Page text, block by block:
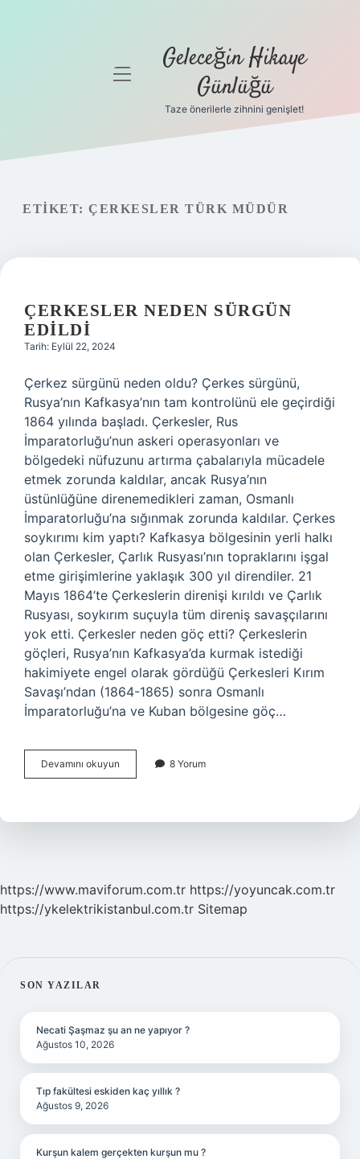
Gizlilik
Yasal Uyarı
Hakkımızda
menüyü Geleceğin Hikaye
Günlüğü
Taze önerilerle zihnini genişlet!
ETIKET: ÇERKESLER TÜRK MÜDÜR
ÇERKESLER NEDEN SÜRGÜN
EDILDI
Tarih: Eylül 22, 2024
Çerkez sürgünü neden oldu? Çerkes sürgünü,
Rusya’nın Kafkasya’nın tam kontrolünü ele geçirdiği
1864 yılında başladı. Çerkesler, Rus
İmparatorluğu’nun askeri operasyonları ve
bölgedeki nüfuzunu artırma çabalarıyla mücadele
etmek zorunda kaldılar, ancak Rusya’nın
üstünlüğüne direnemedikleri zaman, Osmanlı
İmparatorluğu’na sığınmak zorunda kaldılar. Çerkes
soykırımı kim yaptı? Kafkasya bölgesinin yerli halkı
olan Çerkesler, Çarlık Rusyası’nın topraklarını işgal
etme girişimlerine yaklaşık 300 yıl direndiler. 21
Mayıs 1864’te Çerkeslerin direnişi kırıldı ve Çarlık
Rusyası, soykırım suçuyla tüm direniş savaşçılarını
yok etti. Çerkesler neden göç etti? Çerkeslerin
göçleri, Rusya’nın Kafkasya’da kurmak istediği
hakimiyete engel olarak gördüğü Çerkesleri Kırım
Savaşı’ndan (1864-1865) sonra Osmanlı
İmparatorluğu’na ve Kuban bölgesine göç…
Devamını okuyun Çerkesler
Neden
8 Yorum
https://www.maviforum.com.tr https://yoyuncak.com.tr
https://ykelektrikistanbul.com.tr Sitemap
SIDEBAR
SON YAZILAR
Necati Şaşmaz şu an ne yapıyor ?
Ağustos 10, 2026
Tıp fakültesi eskiden kaç yıllık ?
Ağustos 9, 2026
Kurşun kalem gerçekten kurşun mu ?